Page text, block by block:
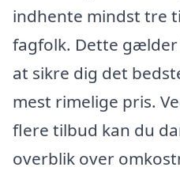
indhente mindst tre
fagfolk. Dette
at sikre dig det
mest rimelige pris.
flere tilbud kan du
overblik over